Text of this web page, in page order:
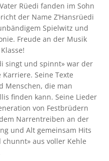
Rüedi fanden im Sohn
der Name Z’Hansrüedi
Spielwitz und
Freude an der Musik
singt und spinnt» war der
Seine Texte
Menschen, die man
finden kann. Seine Lieder
von Festbrüdern
Narrentreiben an der
und Alt gemeinsam Hits
aus voller Kehle